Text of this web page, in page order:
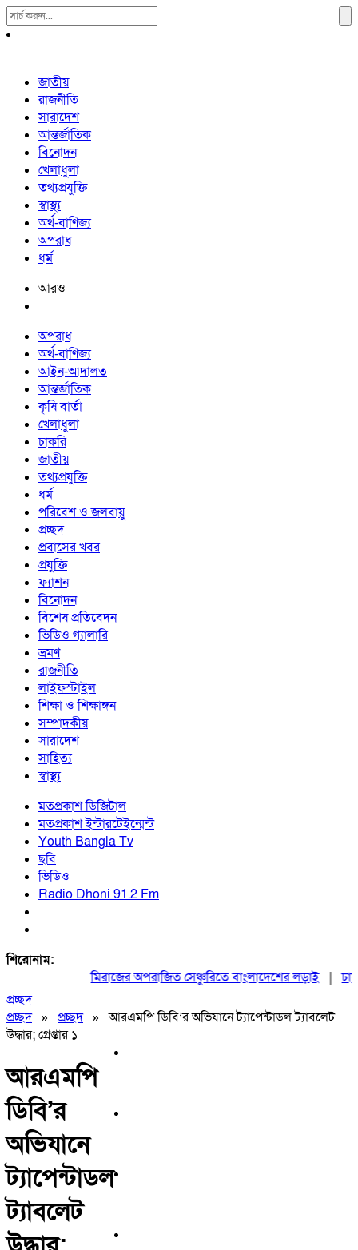
Search
For:
জাতীয়
রাজনীতি
সারাদেশ
আন্তর্জাতিক
বিনোদন
খেলাধুলা
তথ্যপ্রযুক্তি
স্বাস্থ্য
অর্থ-বাণিজ্য
অপরাধ
ধর্ম
আরও
অপরাধ
অর্থ-বাণিজ্য
আইন-আদালত
আন্তর্জাতিক
কৃষি বার্তা
খেলাধুলা
চাকরি
জাতীয়
তথ্যপ্রযুক্তি
ধর্ম
পরিবেশ ও জলবায়ু
প্রচ্ছদ
প্রবাসের খবর
প্রযুক্তি
ফ্যাশন
বিনোদন
বিশেষ প্রতিবেদন
ভিডিও গ্যালারি
ভ্রমণ
রাজনীতি
লাইফস্টাইল
শিক্ষা ও শিক্ষাঙ্গন
সম্পাদকীয়
সারাদেশ
সাহিত্য
স্বাস্থ্য
মতপ্রকাশ ডিজিটাল
মতপ্রকাশ ইন্টারটেইন্মেন্ট
Youth Bangla Tv
ছবি
ভিডিও
Radio Dhoni 91.2 Fm
শিরোনাম:
মিরাজের অপরাজিত সেঞ্চুরিতে বাংলাদেশের লড়াই|
প্রচ্ছদ
প্রচ্ছদ» প্রচ্ছদ»আরএমপি ডিবি’র অভিযানে ট্যাপেন্টাডল ট্যাবলেট
উদ্ধার; গ্রেপ্তার ১
আরএমপি
ডিবি’র
অভিযানে
ট্যাপেন্টাডল
ট্যাবলেট